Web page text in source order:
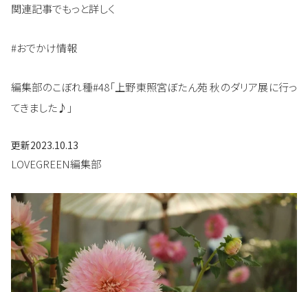
関連記事でもっと詳しく
#おでかけ情報
編集部のこぼれ種#48「上野東照宮ぼたん苑 秋のダリア展に行っ
てきました♪」
更新2023.10.13
LOVEGREEN編集部